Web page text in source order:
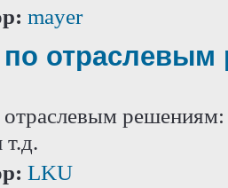
mayer
отраслевым
LKU